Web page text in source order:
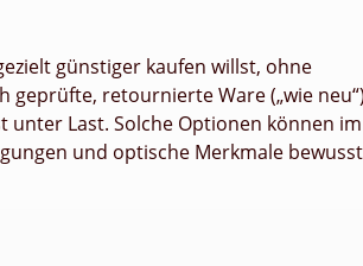
günstiger kaufen willst, ohne
retournierte Ware („wie
Last. Solche Optionen können im
und optische Merkmale bewusst